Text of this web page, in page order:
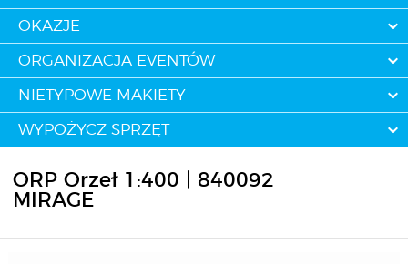
OKAZJE
ORGANIZACJA EVENTÓW
NIETYPOWE MAKIETY
WYPOŻYCZ SPRZĘT
ORP Orzeł 1:400 | 840092
MIRAGE